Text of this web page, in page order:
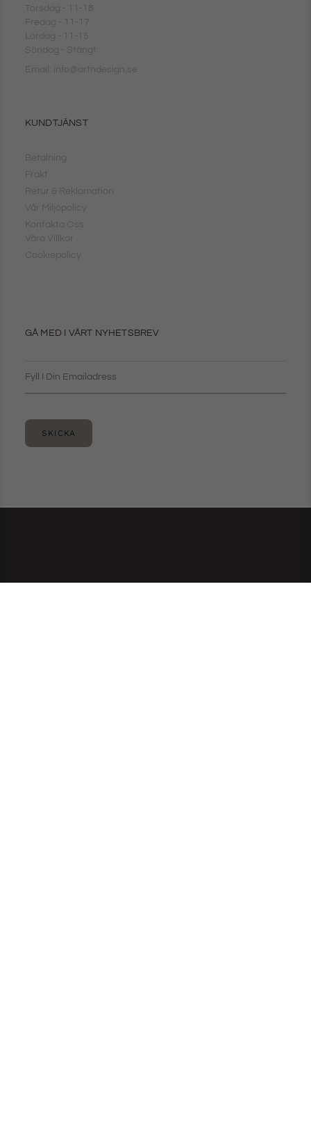
Torsdag - 11-18
Fredag - 11-17
Lördag - 11-15
Söndag - Stängt
Email: info@artndesign.se
KUNDTJÄNST
Betalning
Frakt
Retur & Reklamation
Vår Miljöpolicy
Kontakta Oss
Våra Villkor
Cookiepolicy
GÅ MED I VÅRT NYHETSBREV
SKICKA